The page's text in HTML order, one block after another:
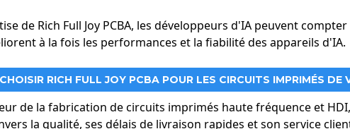
de Rich Full Joy PCBA, les développeurs d'IA peuvent
à la fois les performances et la fiabilité des appareils d'IA.
RICH FULL JOY PCBA POUR LES CIRCUITS IMPRIMÉS DE
de la fabrication de circuits imprimés haute fréquence et HDI,
la qualité, ses délais de livraison rapides et son service